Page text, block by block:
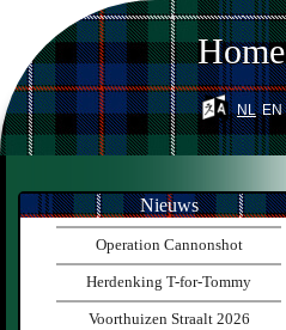
Home
nl en
Nieuws
Operation Cannonshot
Herdenking T-for-Tommy
Voorthuizen Straalt 2026